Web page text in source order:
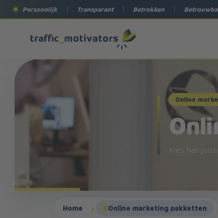
Persoonlijk Transparant Betrokken
Online
Kies het
Home Online marketing pakketten